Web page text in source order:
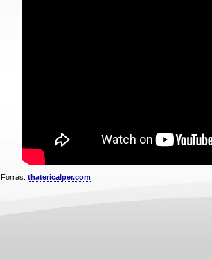
Forrás: thatericalper.com